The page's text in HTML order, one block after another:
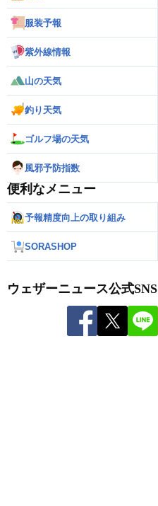
服装予報
紫外線情報
山の天気
釣り天気
ゴルフ場の天気
風邪予防指数
便利なメニュー
予報精度向上の取り組み
SORASHOP
ウェザーニュース公式SNS